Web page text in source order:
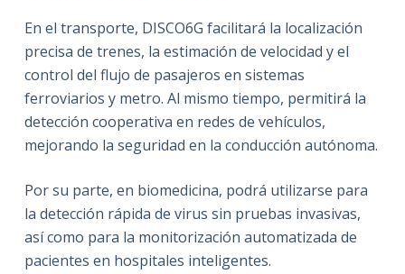
En el transporte, DISCO6G facilitará la localización
precisa de trenes, la estimación de velocidad y el
control del flujo de pasajeros en sistemas
ferroviarios y metro. Al mismo tiempo, permitirá la
detección cooperativa en redes de vehículos,
mejorando la seguridad en la conducción autónoma.
Por su parte, en biomedicina, podrá utilizarse para
la detección rápida de virus sin pruebas invasivas,
así como para la monitorización automatizada de
pacientes en hospitales inteligentes.